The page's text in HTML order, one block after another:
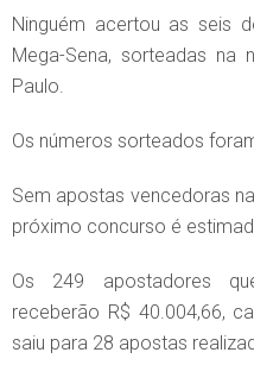
Ninguém acertou as seis
Mega-Sena, sorteadas
Paulo.
Os números sorteados
Sem apostas vencedoras
próximo concurso é
Os 249 apostadores
receberão R$ 40.004,66,
saiu para 28 apostas